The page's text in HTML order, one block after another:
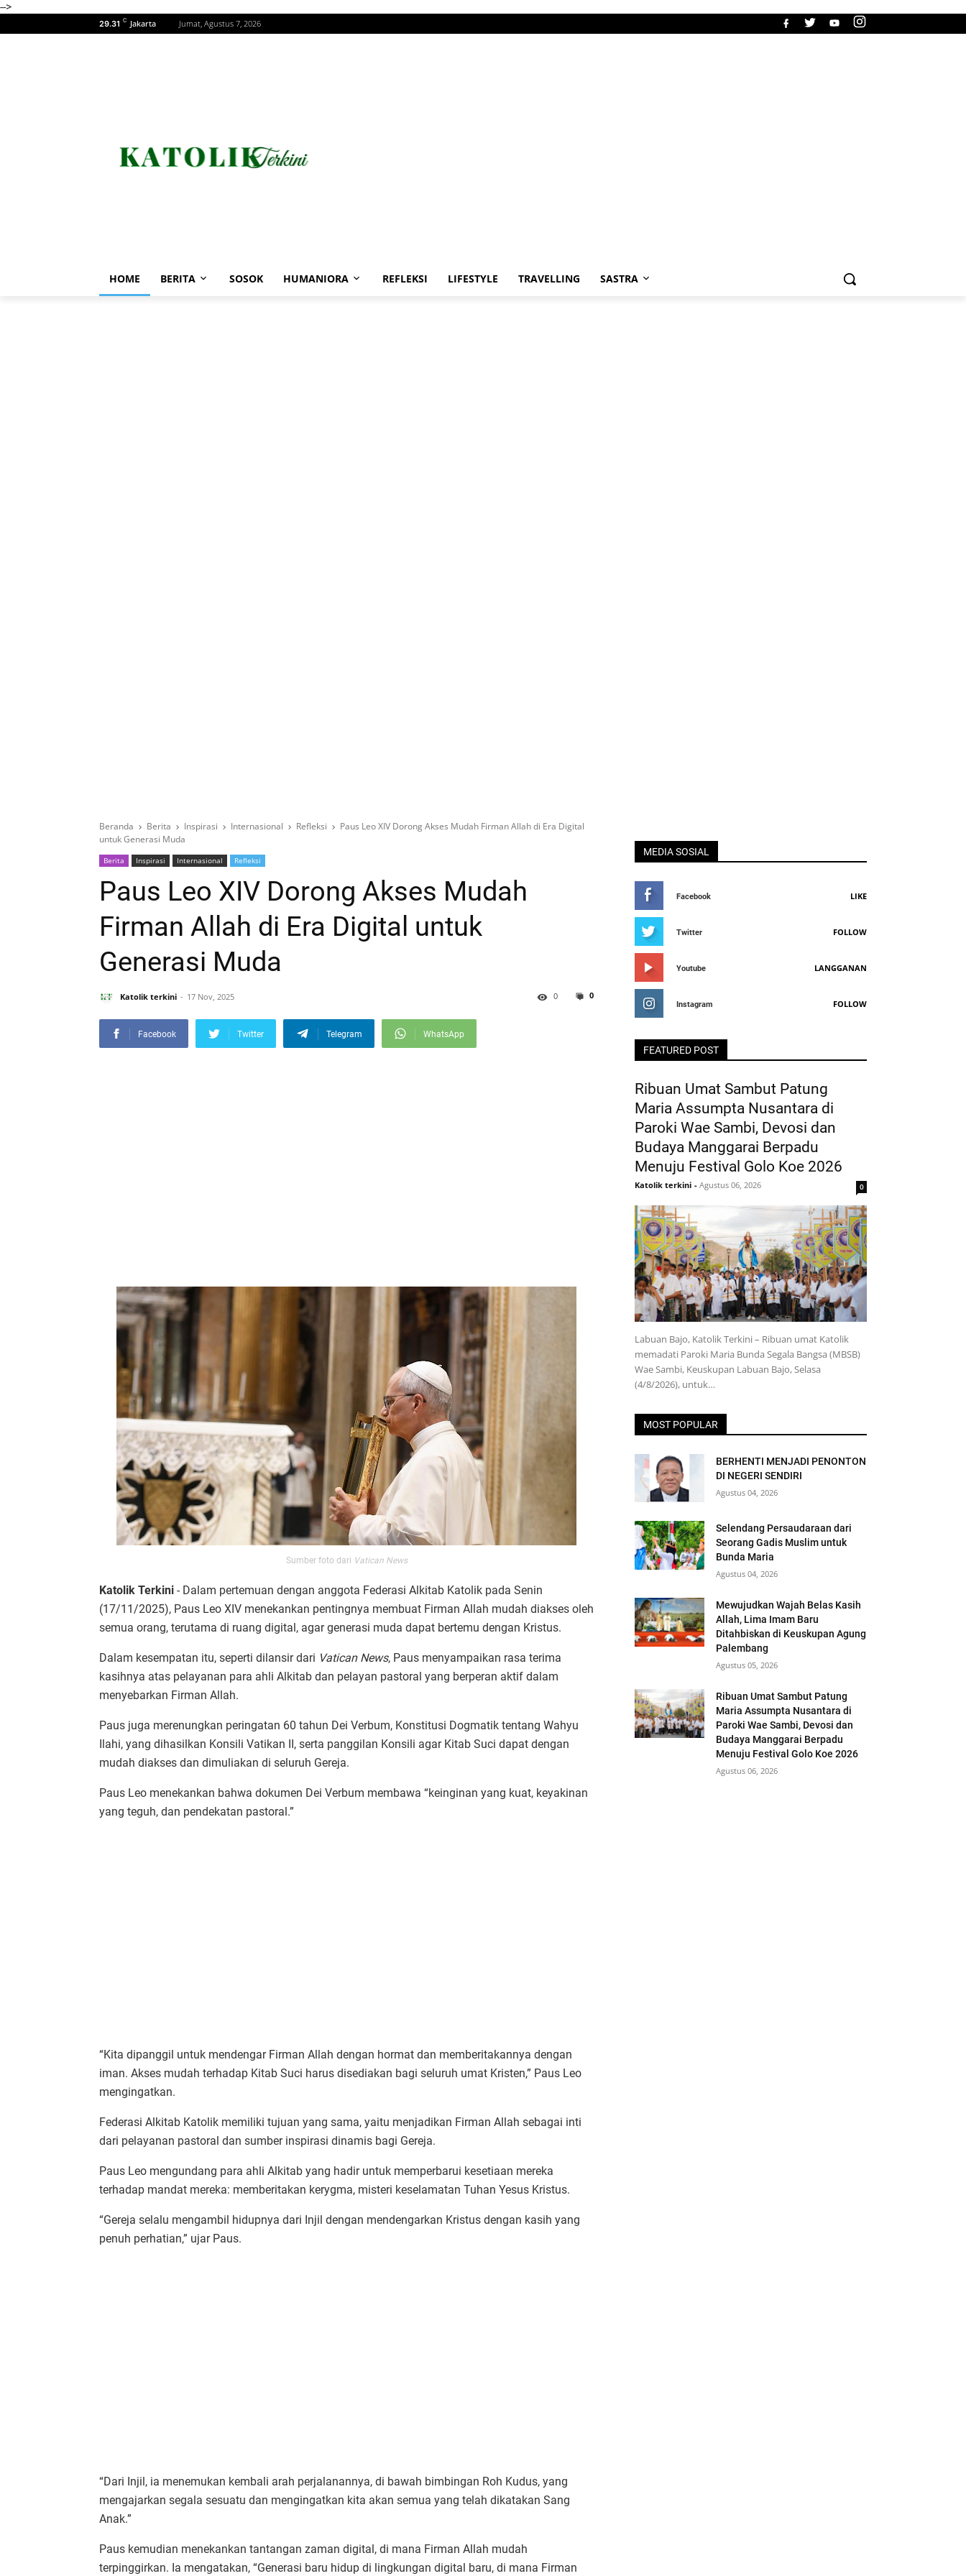
-->
29.31 C Jakarta Jumat, Agustus 7, 2026
HOME BERITA SOSOK HUMANIORA REFLEKSI LIFESTYLE TRAVELLING SASTRA
Beranda Berita Inspirasi Internasional Refleksi
Paus Leo XIV Dorong Akses Mudah Firman Allah di Era Digital
untuk Generasi Muda
Berita Inspirasi Internasional Refleksi
Paus Leo XIV Dorong Akses Mudah
Firman Allah di Era Digital untuk
Generasi Muda
Katolik terkini 17 Nov, 2025 0
0
Facebook Twitter Telegram WhatsApp
Sumber foto dari Vatican News
Katolik Terkini - Dalam pertemuan dengan anggota Federasi Alkitab Katolik pada Senin
(17/11/2025), Paus Leo XIV menekankan pentingnya membuat Firman Allah mudah diakses oleh
semua orang, terutama di ruang digital, agar generasi muda dapat bertemu dengan Kristus.
Dalam kesempatan itu, seperti dilansir dari Vatican News, Paus menyampaikan rasa terima
kasihnya atas pelayanan para ahli Alkitab dan pelayan pastoral yang berperan aktif dalam
menyebarkan Firman Allah.
Paus juga merenungkan peringatan 60 tahun Dei Verbum, Konstitusi Dogmatik tentang Wahyu
Ilahi, yang dihasilkan Konsili Vatikan II, serta panggilan Konsili agar Kitab Suci dapat dengan
mudah diakses dan dimuliakan di seluruh Gereja.
Paus Leo menekankan bahwa dokumen Dei Verbum membawa “keinginan yang kuat, keyakinan
yang teguh, dan pendekatan pastoral.”
“Kita dipanggil untuk mendengar Firman Allah dengan hormat dan memberitakannya dengan
iman. Akses mudah terhadap Kitab Suci harus disediakan bagi seluruh umat Kristen,” Paus Leo
mengingatkan.
Federasi Alkitab Katolik memiliki tujuan yang sama, yaitu menjadikan Firman Allah sebagai inti
dari pelayanan pastoral dan sumber inspirasi dinamis bagi Gereja.
Paus Leo mengundang para ahli Alkitab yang hadir untuk memperbarui kesetiaan mereka
terhadap mandat mereka: memberitakan kerygma, misteri keselamatan Tuhan Yesus Kristus.
“Gereja selalu mengambil hidupnya dari Injil dengan mendengarkan Kristus dengan kasih yang
penuh perhatian,” ujar Paus.
“Dari Injil, ia menemukan kembali arah perjalanannya, di bawah bimbingan Roh Kudus, yang
mengajarkan segala sesuatu dan mengingatkan kita akan semua yang telah dikatakan Sang
Anak.”
Paus kemudian menekankan tantangan zaman digital, di mana Firman Allah mudah
terpinggirkan. Ia mengatakan, “Generasi baru hidup di lingkungan digital baru, di mana Firman
MEDIA SOSIAL
Facebook LIKE
Twitter FOLLOW
Youtube LANGGANAN
Instagram FOLLOW
FEATURED POST
Ribuan Umat Sambut Patung
Maria Assumpta Nusantara di
Paroki Wae Sambi, Devosi dan
Budaya Manggarai Berpadu
Menuju Festival Golo Koe 2026
Katolik terkini - Agustus 06, 2026 0
Labuan Bajo, Katolik Terkini – Ribuan umat Katolik
memadati Paroki Maria Bunda Segala Bangsa (MBSB)
Wae Sambi, Keuskupan Labuan Bajo, Selasa
(4/8/2026), untuk…
MOST POPULAR
BERHENTI MENJADI PENONTON
DI NEGERI SENDIRI
Agustus 04, 2026
Selendang Persaudaraan dari
Seorang Gadis Muslim untuk
Bunda Maria
Agustus 04, 2026
Mewujudkan Wajah Belas Kasih
Allah, Lima Imam Baru
Ditahbiskan di Keuskupan Agung
Palembang
Agustus 05, 2026
Ribuan Umat Sambut Patung
Maria Assumpta Nusantara di
Paroki Wae Sambi, Devosi dan
Budaya Manggarai Berpadu
Menuju Festival Golo Koe 2026
Agustus 06, 2026